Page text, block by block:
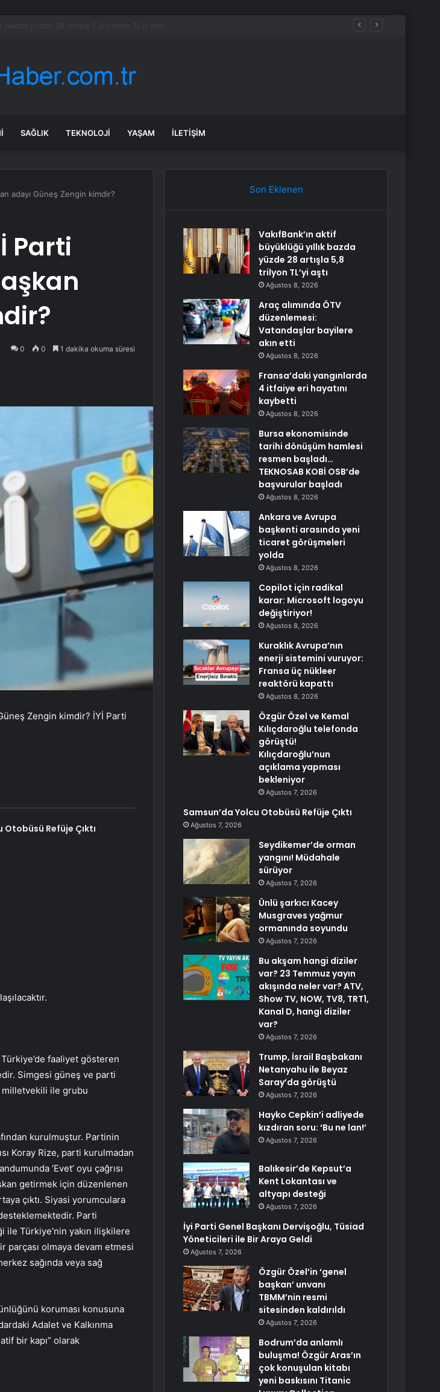
SAĞLIK TEKNOLOJI YAŞAM İLETIŞIM
adayı Güneş Zengin kimdir?
Parti
0 0 1 dakika okuma süresi
Zengin kimdir? İYİ Parti
Otobüsü Refüje Çıktı
faaliyet gösteren
Simgesi güneş ve parti
milletvekili ile grubu
kurulmuştur. Partinin
Koray Rize, parti kurulmadan
‘Evet’ oyu çağrısı
getirmek için düzenlenen
çıktı. Siyasi yorumculara
Parti
Türkiye’nin yakın ilişkilere
parçası olmaya devam etmesi
sağında veya sağ
koruması konusuna
Adalet ve Kalkınma
bir kapı” olarak
Son Eklenen
VakıfBank’ın aktif
büyüklüğü yıllık bazda
yüzde 28 artışla 5,8
trilyon TL’yi aştı
Ağustos 8, 2026
Araç alımında ÖTV
düzenlemesi:
Vatandaşlar bayilere
akın etti
Ağustos 8, 2026
Fransa’daki yangınlarda
4 itfaiye eri hayatını
kaybetti
Ağustos 8, 2026
Bursa ekonomisinde
tarihi dönüşüm hamlesi
resmen başladı…
TEKNOSAB KOBİ OSB’de
başvurular başladı
Ağustos 8, 2026
Ankara ve Avrupa
başkenti arasında yeni
ticaret görüşmeleri
yolda
Ağustos 8, 2026
Copilot için radikal
karar: Microsoft logoyu
değiştiriyor!
Ağustos 8, 2026
Kuraklık Avrupa’nın
enerji sistemini vuruyor:
Fransa üç nükleer
reaktörü kapattı
Ağustos 8, 2026
Özgür Özel ve Kemal
Kılıçdaroğlu telefonda
görüştü!
Kılıçdaroğlu’nun
açıklama yapması
bekleniyor
Ağustos 7, 2026
Samsun’da Yolcu Otobüsü Refüje Çıktı
Ağustos 7, 2026
Seydikemer’de orman
yangını! Müdahale
sürüyor
Ağustos 7, 2026
Ünlü şarkıcı Kacey
Musgraves yağmur
ormanında soyundu
Ağustos 7, 2026
Bu akşam hangi diziler
var? 23 Temmuz yayın
akışında neler var? ATV,
Show TV, NOW, TV8, TRT1,
Kanal D, hangi diziler
var?
Ağustos 7, 2026
Trump, İsrail Başbakanı
Netanyahu ile Beyaz
Saray’da görüştü
Ağustos 7, 2026
Hayko Cepkin’i adliyede
kızdıran soru: ‘Bu ne lan!’
Ağustos 7, 2026
Balıkesir’de Kepsut’a
Kent Lokantası ve
altyapı desteği
Ağustos 7, 2026
İyi Parti Genel Başkanı Dervişoğlu, Tüsiad
Yöneticileri ile Bir Araya Geldi
Ağustos 7, 2026
Özgür Özel’in ‘genel
başkan’ unvanı
TBMM’nin resmi
sitesinden kaldırıldı
Ağustos 7, 2026
Bodrum’da anlamlı
buluşma! Özgür Aras’ın
çok konuşulan kitabı
yeni baskısını Titanic